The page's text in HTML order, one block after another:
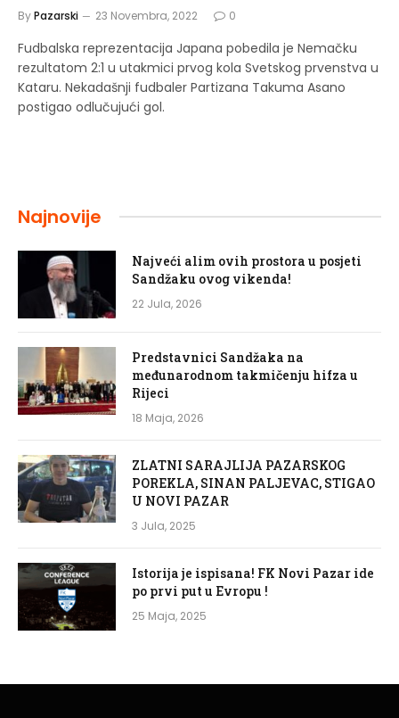
ByPazarski 23 Novembra, 2022 0
Fudbalska reprezentacija Japana pobedila je Nemačku
rezultatom 2:1 u utakmici prvog kola Svetskog prvenstva u
Kataru. Nekadašnji fudbaler Partizana Takuma Asano
postigao odlučujući gol.
Najnovije
Najveći alim ovih prostora u posjeti
Sandžaku ovog vikenda!
22 Jula, 2026
Predstavnici Sandžaka na
međunarodnom takmičenju hifza u
Rijeci
18 Maja, 2026
ZLATNI SARAJLIJA PAZARSKOG
POREKLA, SINAN PALJEVAC, STIGAO
U NOVI PAZAR
3 Jula, 2025
Istorija je ispisana! FK Novi Pazar ide
po prvi put u Evropu !
25 Maja, 2025